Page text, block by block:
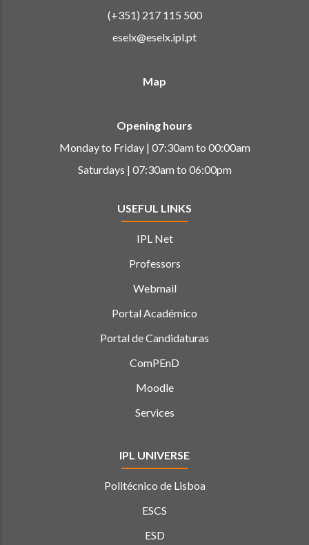
(+351) 217 115 500
eselx@eselx.ipl.pt
Map
Opening hours
Monday to Friday | 07:30am to 00:00am
Saturdays | 07:30am to 06:00pm
USEFUL LINKS
IPL Net
Professors
Webmail
Portal Académico
Portal de Candidaturas
ComPEnD
Moodle
Services
IPL UNIVERSE
Politécnico de Lisboa
ESCS
ESD